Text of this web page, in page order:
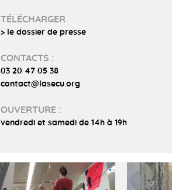
TÉLÉCHARGER
> le dossier de presse
CONTACTS :
03 20 47 05 38
contact@lasecu.org
OUVERTURE :
vendredi et samedi de 14h à 19h